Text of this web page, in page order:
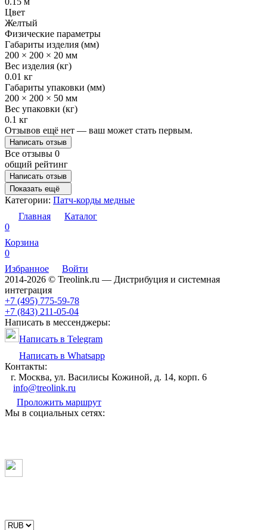
Цвет
Желтый
Физические параметры
Габариты изделия (мм)
200 × 200 × 20 мм
Вес изделия (кг)
0.01 кг
Габариты упаковки (мм)
200 × 200 × 50 мм
Вес упаковки (кг)
0.1 кг
Отзывов ещё нет — ваш может стать первым.
Написать отзыв
Все отзывы 0
общий рейтинг
Написать отзыв
Показать ещё
Категории: Патч-корды медные
Главная
Каталог
0
Корзина
0
Избранное
Войти
2014-2026 © Treolink.ru — Дистрибуция и системная
интеграция
+7 (495) 775-59-78
+7 (843) 211-05-04
Написать в мессенджеры:
Написать в Telegram
Написать в Whatsapp
Контакты:
г. Москва, ул. Василисы Кожиной, д. 14, корп. 6
info@treolink.ru
Проложить маршрут
Мы в социальных сетях: